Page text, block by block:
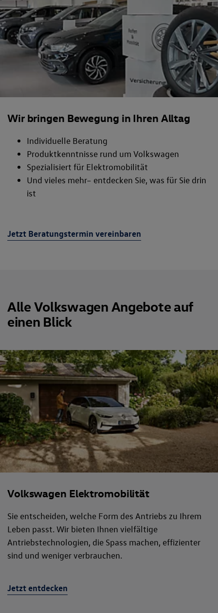
Wir bringen Bewegung in Ihren Alltag
Individuelle Beratung
Produktkenntnisse rund um Volkswagen
Spezialisiert für Elektromobilität
Und vieles mehr– entdecken Sie, was für Sie drin
ist
Jetzt Beratungstermin vereinbaren
Alle Volkswagen Angebote auf
einen Blick
Volkswagen Elektromobilität
Sie entscheiden, welche Form des Antriebs zu Ihrem
Leben passt. Wir bieten Ihnen vielfältige
Antriebstechnologien, die Spass machen, effizienter
sind und weniger verbrauchen.
Jetzt entdecken